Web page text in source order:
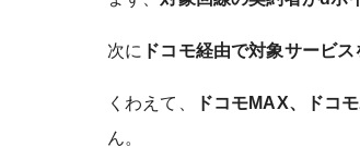
次に ドコモ経由で対象サービ
くわえて、 ドコモMAX、ドコ
ん。